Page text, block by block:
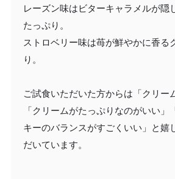
レーズン味はビターキャラメルが隠
たっぷり。
ストロベリー味は苺が鮮やかに香る
り。
ご試食いただいた方からは「クリー
「クリームがたっぷりなのがいい」
キーのバランスがすごくいい」と嬉
だいています。